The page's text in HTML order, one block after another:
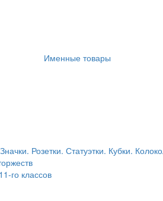
Именные товары
Розетки. Статуэтки. Кубки.
го классов